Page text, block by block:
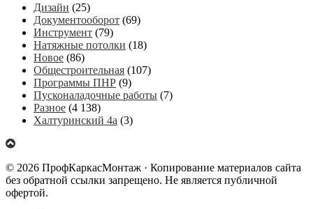
Дизайн (25)
Документооборот (69)
Инструмент (79)
Натяжные потолки (18)
Новое (86)
Общестроительная (107)
Программы ПНР (9)
Пусконаладочные работы (7)
Разное (4 138)
Халтуринский 4а (3)
© 2026 ПрофКаркасМонтаж · Копирование материалов сайта
без обратной ссылки запрещено. Не является публичной
офертой.